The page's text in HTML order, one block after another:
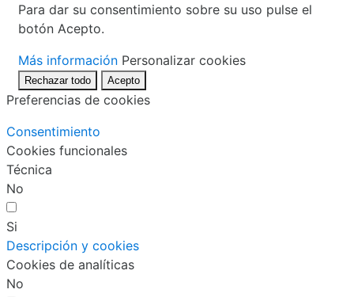
Para dar su consentimiento sobre su uso pulse el
botón Acepto.
Más información Personalizar cookies
Rechazar todo Acepto
Preferencias de cookies
Consentimiento
Cookies funcionales
Técnica
No
Si
Descripción y cookies
Cookies de analíticas
No